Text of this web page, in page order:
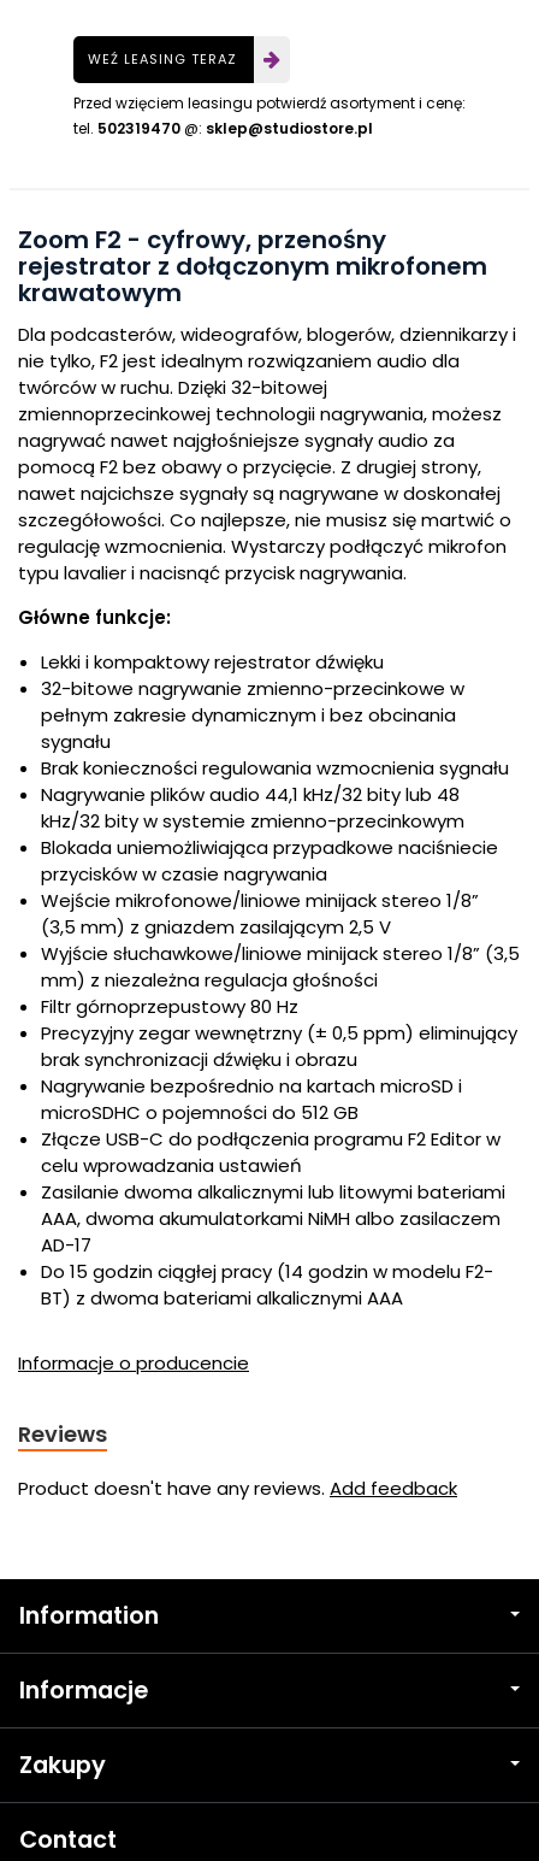
WEŹ LEASING TERAZ
Przed wzięciem leasingu potwierdź asortyment i cenę:
tel. 502319470 @: sklep@studiostore.pl
Zoom F2 - cyfrowy, przenośny
rejestrator z dołączonym mikrofonem
krawatowym
Dla podcasterów, wideografów, blogerów, dziennikarzy i
nie tylko, F2 jest idealnym rozwiązaniem audio dla
twórców w ruchu. Dzięki 32-bitowej
zmiennoprzecinkowej technologii nagrywania, możesz
nagrywać nawet najgłośniejsze sygnały audio za
pomocą F2 bez obawy o przycięcie. Z drugiej strony,
nawet najcichsze sygnały są nagrywane w doskonałej
szczegółowości. Co najlepsze, nie musisz się martwić o
regulację wzmocnienia. Wystarczy podłączyć mikrofon
typu lavalier i nacisnąć przycisk nagrywania.
Główne funkcje:
Lekki i kompaktowy rejestrator dźwięku
32-bitowe nagrywanie zmienno-przecinkowe w
pełnym zakresie dynamicznym i bez obcinania
sygnału
Brak konieczności regulowania wzmocnienia sygnału
Nagrywanie plików audio 44,1 kHz/32 bity lub 48
kHz/32 bity w systemie zmienno-przecinkowym
Blokada uniemożliwiająca przypadkowe naciśniecie
przycisków w czasie nagrywania
Wejście mikrofonowe/liniowe minijack stereo 1/8”
(3,5 mm) z gniazdem zasilającym 2,5 V
Wyjście słuchawkowe/liniowe minijack stereo 1/8” (3,5
mm) z niezależna regulacja głośności
Filtr górnoprzepustowy 80 Hz
Precyzyjny zegar wewnętrzny (± 0,5 ppm) eliminujący
brak synchronizacji dźwięku i obrazu
Nagrywanie bezpośrednio na kartach microSD i
microSDHC o pojemności do 512 GB
Złącze USB-C do podłączenia programu F2 Editor w
celu wprowadzania ustawień
Zasilanie dwoma alkalicznymi lub litowymi bateriami
AAA, dwoma akumulatorkami NiMH albo zasilaczem
AD-17
Do 15 godzin ciągłej pracy (14 godzin w modelu F2-
BT) z dwoma bateriami alkalicznymi AAA
Informacje o producencie
Reviews
Product doesn't have any reviews. Add feedback
Information
Informacje
Zakupy
Contact